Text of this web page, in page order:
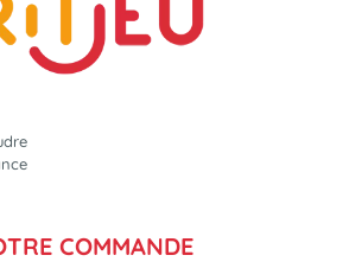
COMMANDE